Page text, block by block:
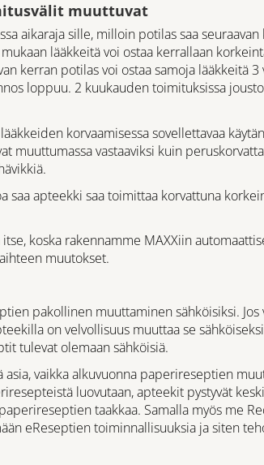
muuttuvat
aikaraja sille, milloin potilas saa
lääkkeitä voi ostaa kerrallaan
kerran potilas voi ostaa samoja lääkkeitä
loppuu. 2 kuukauden toimituksissa
korvaamisessa sovellettavaa
muuttumassa vastaaviksi kuin
saa apteekki saa toimittaa korvattuna
koska rakennamme MAXXiin
muutokset.
pakollinen muuttaminen sähköisiksi.
on velvollisuus muuttaa se
tulevat olemaan sähköisiä.
vaikka alkuvuonna paperireseptien
luovutaan, apteekit pystyvät
taakkaa. Samalla myös me
eReseptien toiminnallisuuksia ja siten